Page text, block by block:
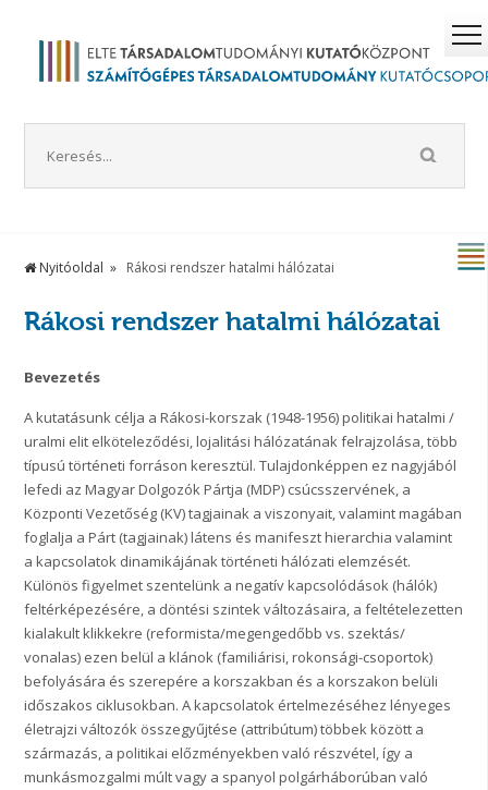
Nyitóoldal Rákosi rendszer hatalmi hálózatai
Rákosi rendszer hatalmi hálózatai
Bevezetés
A kutatásunk célja a Rákosi-korszak (1948-1956) politikai hatalmi /
uralmi elit elköteleződési, lojalitási hálózatának felrajzolása, több
típusú történeti forráson keresztül. Tulajdonképpen ez nagyjából
lefedi az Magyar Dolgozók Pártja (MDP) csúcsszervének, a
Központi Vezetőség (KV) tagjainak a viszonyait, valamint magában
foglalja a Párt (tagjainak) látens és manifeszt hierarchia valamint
a kapcsolatok dinamikájának történeti hálózati elemzését.
Különös figyelmet szentelünk a negatív kapcsolódások (hálók)
feltérképezésére, a döntési szintek változásaira, a feltételezetten
kialakult klikkekre (reformista/megengedőbb vs. szektás/
vonalas) ezen belül a klánok (familiárisi, rokonsági-csoportok)
befolyására és szerepére a korszakban és a korszakon belüli
időszakos ciklusokban. A kapcsolatok értelmezéséhez lényeges
életrajzi változók összegyűjtése (attribútum) többek között a
származás, a politikai előzményekben való részvétel, így a
munkásmozgalmi múlt vagy a spanyol polgárháborúban való